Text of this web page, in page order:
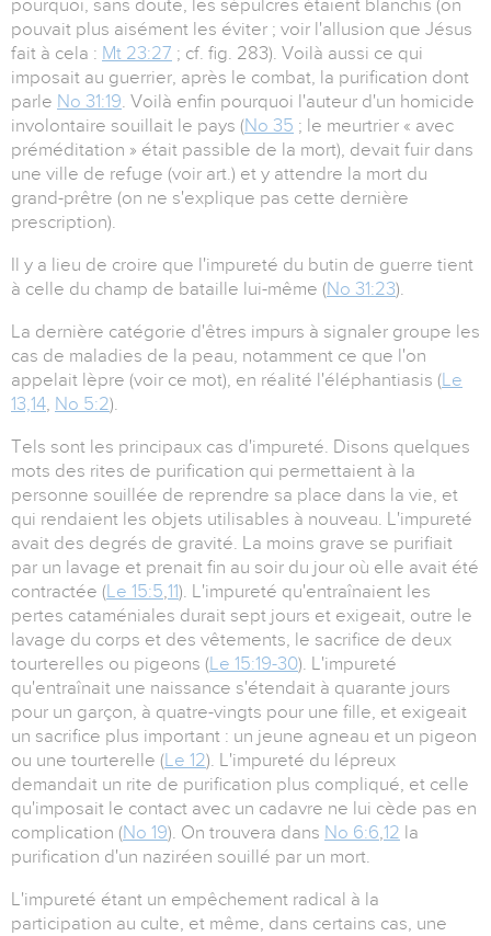
pourquoi, sans doute, les sépulcres étaient blanchis (on
pouvait plus aisément les éviter ; voir l'allusion que Jésus
fait à cela : Mt 23:27 ; cf. fig. 283). Voilà aussi ce qui
imposait au guerrier, après le combat, la purification dont
parle No 31:19. Voilà enfin pourquoi l'auteur d'un homicide
involontaire souillait le pays (No 35 ; le meurtrier « avec
préméditation » était passible de la mort), devait fuir dans
une ville de refuge (voir art.) et y attendre la mort du
grand-prêtre (on ne s'explique pas cette dernière
prescription).
Il y a lieu de croire que l'impureté du butin de guerre tient
à celle du champ de bataille lui-même (No 31:23).
La dernière catégorie d'êtres impurs à signaler groupe les
cas de maladies de la peau, notamment ce que l'on
appelait lèpre (voir ce mot), en réalité l'éléphantiasis (Le
13,14, No 5:2).
Tels sont les principaux cas d'impureté. Disons quelques
mots des rites de purification qui permettaient à la
personne souillée de reprendre sa place dans la vie, et
qui rendaient les objets utilisables à nouveau. L'impureté
avait des degrés de gravité. La moins grave se purifiait
par un lavage et prenait fin au soir du jour où elle avait été
contractée (Le 15:5,11). L'impureté qu'entraînaient les
pertes cataméniales durait sept jours et exigeait, outre le
lavage du corps et des vêtements, le sacrifice de deux
tourterelles ou pigeons (Le 15:19-30). L'impureté
qu'entraînait une naissance s'étendait à quarante jours
pour un garçon, à quatre-vingts pour une fille, et exigeait
un sacrifice plus important : un jeune agneau et un pigeon
ou une tourterelle (Le 12). L'impureté du lépreux
demandait un rite de purification plus compliqué, et celle
qu'imposait le contact avec un cadavre ne lui cède pas en
complication (No 19). On trouvera dans No 6:6,12 la
purification d'un naziréen souillé par un mort.
L'impureté étant un empêchement radical à la
participation au culte, et même, dans certains cas, une